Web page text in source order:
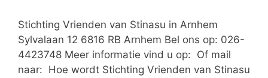
Stichting Vrienden van Stinasu in Arnhem
Sylvalaan 12 6816 RB Arnhem Bel ons op: 026-
4423748 Meer informatie vind u op: Of mail
naar: Hoe wordt Stichting Vrienden van Stinasu